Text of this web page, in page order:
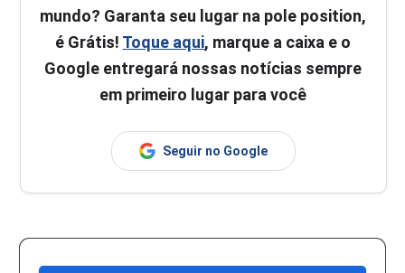
mundo? Garanta seu lugar na pole position,
é Grátis! Toque aqui, marque a caixa e o
Google entregará nossas notícias sempre
em primeiro lugar para você
Seguir no Google